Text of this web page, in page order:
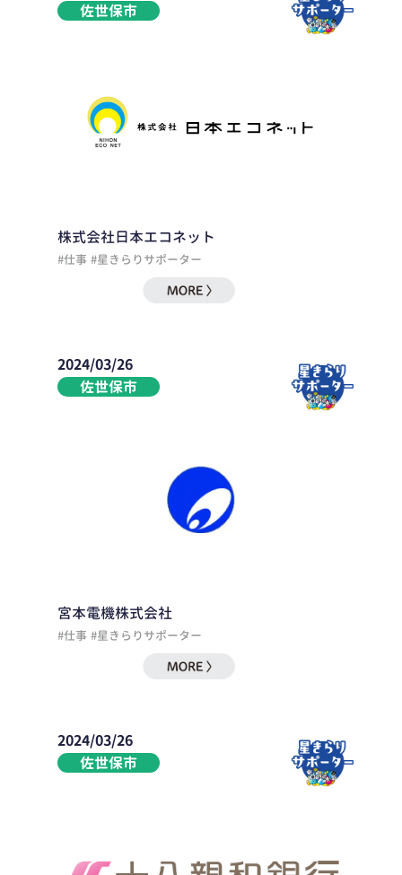
佐世保市
株式会社日本エコネット
#仕事 #星きらりサポーター
2024/03/26
佐世保市
宮本電機株式会社
#仕事 #星きらりサポーター
2024/03/26
佐世保市